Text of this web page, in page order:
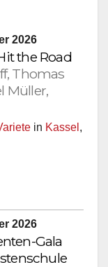
2026
the Road
Thomas
Müller,
in Kassel ,
2026
Gala